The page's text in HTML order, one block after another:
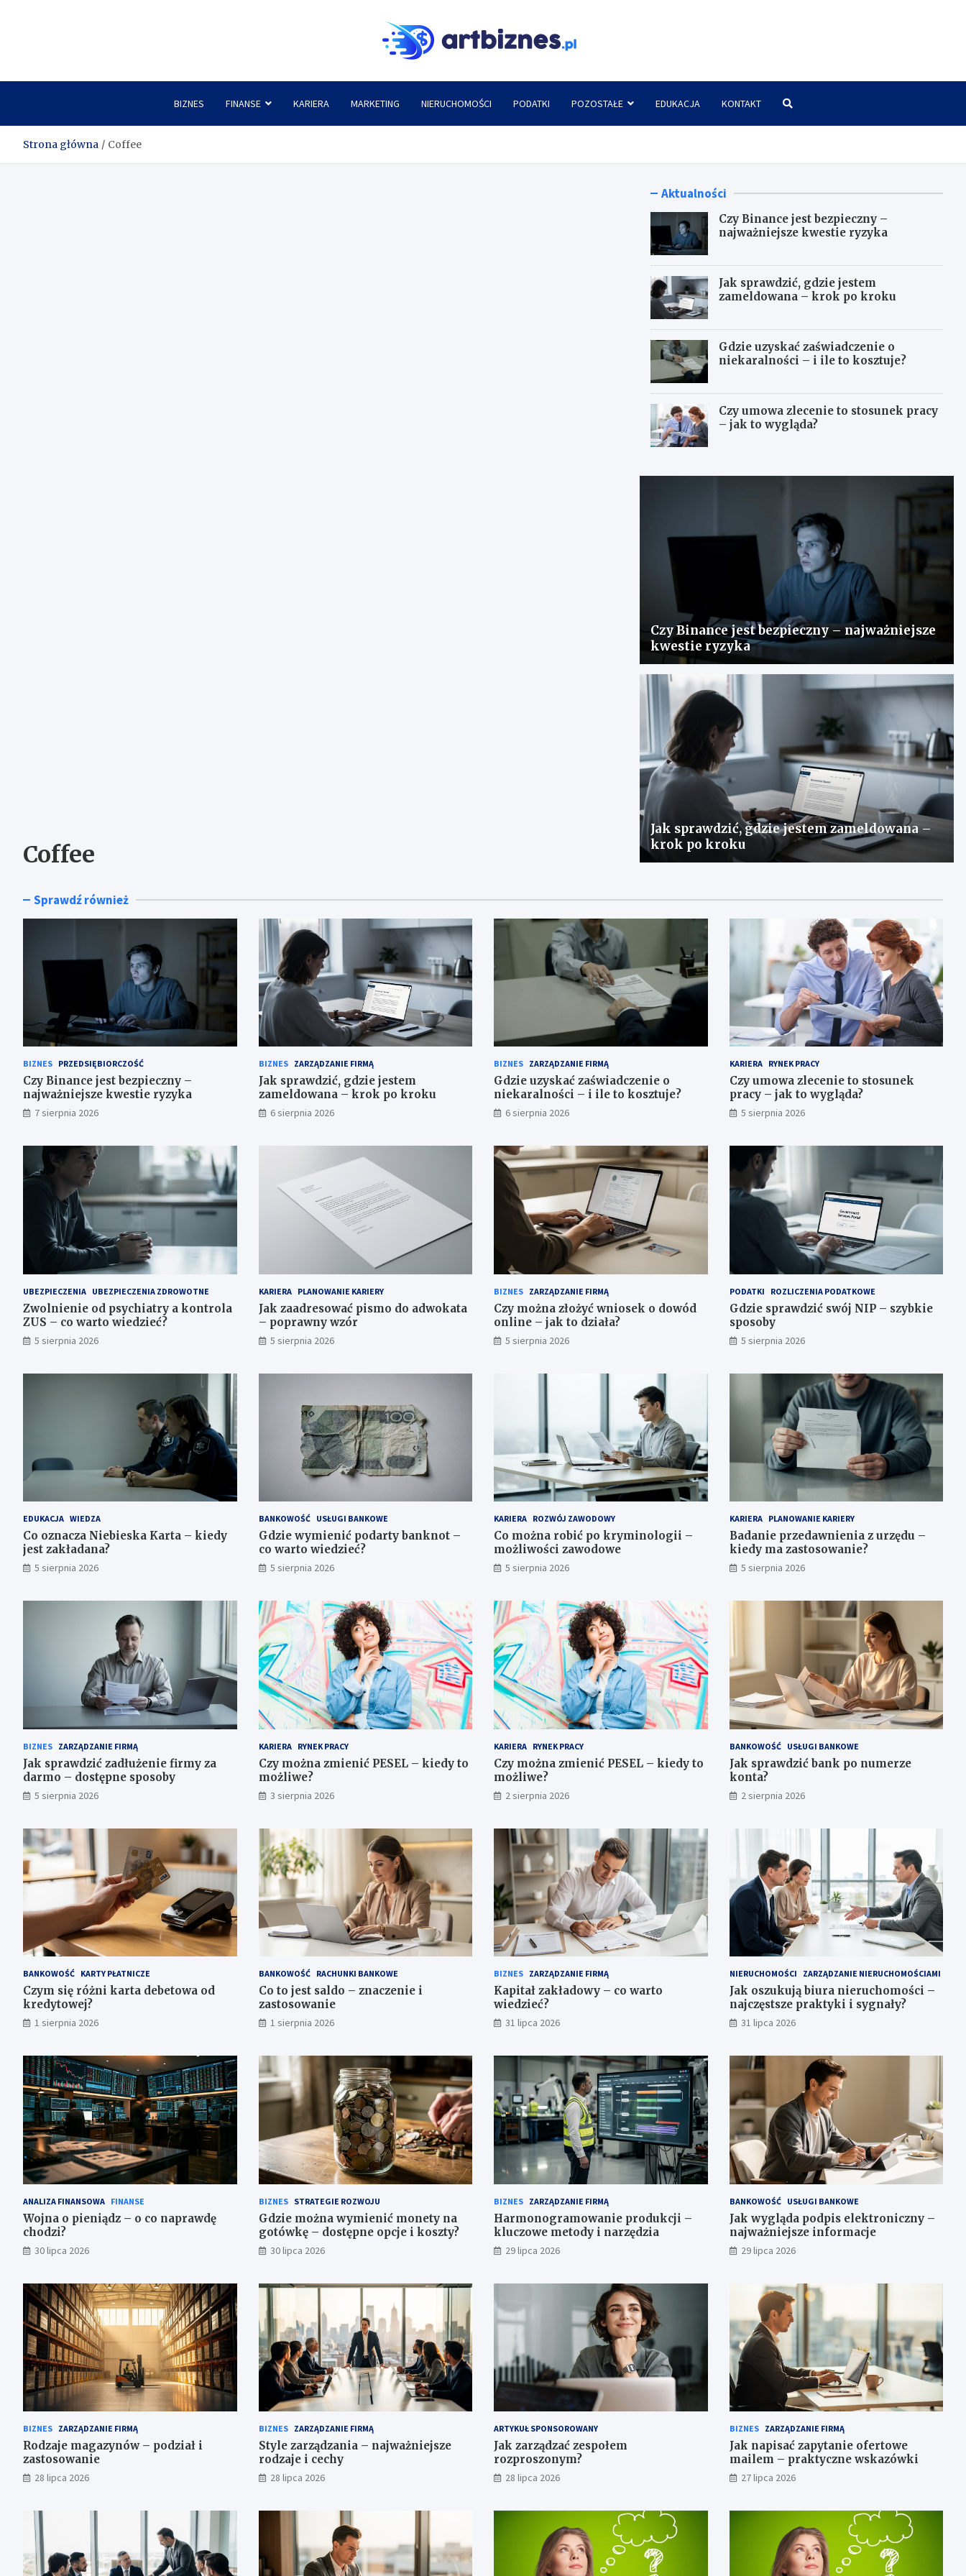
BIZNES FINANSE KARIERA MARKETING NIERUCHOMOŚCI PODATKI POZOSTAŁE EDUKACJA KONTAKT
Strona główna Coffee
Coffee
Aktualności
Czy Binance jest bezpieczny –
najważniejsze kwestie ryzyka
Jak sprawdzić, gdzie jestem
zameldowana – krok po kroku
Gdzie uzyskać zaświadczenie o
niekaralności – i ile to kosztuje?
Czy umowa zlecenie to stosunek pracy
– jak to wygląda?
Czy Binance jest bezpieczny – najważniejsze
kwestie ryzyka
Jak sprawdzić, gdzie jestem zameldowana –
krok po kroku
Sprawdź również
BIZNES PRZEDSIĘBIORCZOŚĆ
Czy Binance jest bezpieczny –
najważniejsze kwestie ryzyka
7 sierpnia 2026
BIZNES ZARZĄDZANIE FIRMĄ
Jak sprawdzić, gdzie jestem
zameldowana – krok po kroku
6 sierpnia 2026
BIZNES ZARZĄDZANIE FIRMĄ
Gdzie uzyskać zaświadczenie o
niekaralności – i ile to kosztuje?
6 sierpnia 2026
KARIERA RYNEK PRACY
Czy umowa zlecenie to stosunek
pracy – jak to wygląda?
5 sierpnia 2026
UBEZPIECZENIA UBEZPIECZENIA ZDROWOTNE
Zwolnienie od psychiatry a kontrola
ZUS – co warto wiedzieć?
5 sierpnia 2026
KARIERA PLANOWANIE KARIERY
Jak zaadresować pismo do adwokata
– poprawny wzór
5 sierpnia 2026
BIZNES ZARZĄDZANIE FIRMĄ
Czy można złożyć wniosek o dowód
online – jak to działa?
5 sierpnia 2026
PODATKI ROZLICZENIA PODATKOWE
Gdzie sprawdzić swój NIP – szybkie
sposoby
5 sierpnia 2026
EDUKACJA WIEDZA
Co oznacza Niebieska Karta – kiedy
jest zakładana?
5 sierpnia 2026
BANKOWOŚĆ USŁUGI BANKOWE
Gdzie wymienić podarty banknot –
co warto wiedzieć?
5 sierpnia 2026
KARIERA ROZWÓJ ZAWODOWY
Co można robić po kryminologii –
możliwości zawodowe
5 sierpnia 2026
KARIERA PLANOWANIE KARIERY
Badanie przedawnienia z urzędu –
kiedy ma zastosowanie?
5 sierpnia 2026
BIZNES ZARZĄDZANIE FIRMĄ
Jak sprawdzić zadłużenie firmy za
darmo – dostępne sposoby
5 sierpnia 2026
KARIERA RYNEK PRACY
Czy można zmienić PESEL – kiedy to
możliwe?
3 sierpnia 2026
KARIERA RYNEK PRACY
Czy można zmienić PESEL – kiedy to
możliwe?
2 sierpnia 2026
BANKOWOŚĆ USŁUGI BANKOWE
Jak sprawdzić bank po numerze
konta?
2 sierpnia 2026
BANKOWOŚĆ KARTY PŁATNICZE
Czym się różni karta debetowa od
kredytowej?
1 sierpnia 2026
BANKOWOŚĆ RACHUNKI BANKOWE
Co to jest saldo – znaczenie i
zastosowanie
1 sierpnia 2026
BIZNES ZARZĄDZANIE FIRMĄ
Kapitał zakładowy – co warto
wiedzieć?
31 lipca 2026
NIERUCHOMOŚCI ZARZĄDZANIE NIERUCHOMOŚCIAMI
Jak oszukują biura nieruchomości –
najczęstsze praktyki i sygnały?
31 lipca 2026
ANALIZA FINANSOWA FINANSE
Wojna o pieniądz – o co naprawdę
chodzi?
30 lipca 2026
BIZNES STRATEGIE ROZWOJU
Gdzie można wymienić monety na
gotówkę – dostępne opcje i koszty?
30 lipca 2026
BIZNES ZARZĄDZANIE FIRMĄ
Harmonogramowanie produkcji –
kluczowe metody i narzędzia
29 lipca 2026
BANKOWOŚĆ USŁUGI BANKOWE
Jak wygląda podpis elektroniczny –
najważniejsze informacje
29 lipca 2026
BIZNES ZARZĄDZANIE FIRMĄ
Rodzaje magazynów – podział i
zastosowanie
28 lipca 2026
BIZNES ZARZĄDZANIE FIRMĄ
Style zarządzania – najważniejsze
rodzaje i cechy
28 lipca 2026
ARTYKUŁ SPONSOROWANY
Jak zarządzać zespołem
rozproszonym?
28 lipca 2026
BIZNES ZARZĄDZANIE FIRMĄ
Jak napisać zapytanie ofertowe
mailem – praktyczne wskazówki
27 lipca 2026